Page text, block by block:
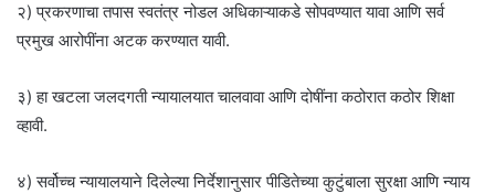
२) प्रकरणाचा तपास स्वतंत्र नोडल अधिकाऱ्याकडे सोपवण्यात यावा आणि सर्व
प्रमुख आरोपींना अटक करण्यात यावी.
३) हा खटला जलदगती न्यायालयात चालवावा आणि दोषींना कठोरात कठोर शिक्षा
व्हावी.
४) सर्वोच्च न्यायालयाने दिलेल्या निर्देशानुसार पीडितेच्या कुटुंबाला सुरक्षा आणि न्याय